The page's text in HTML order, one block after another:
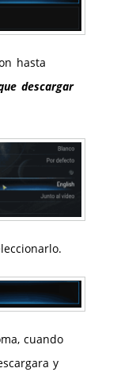
hasta
descargar
cuando
y